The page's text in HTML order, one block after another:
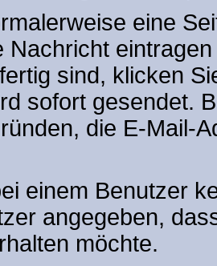
eine
Nachricht
sind, klicken
sofort gesendet.
die E-Mail-
einem Benutzer
angegeben,
möchte.